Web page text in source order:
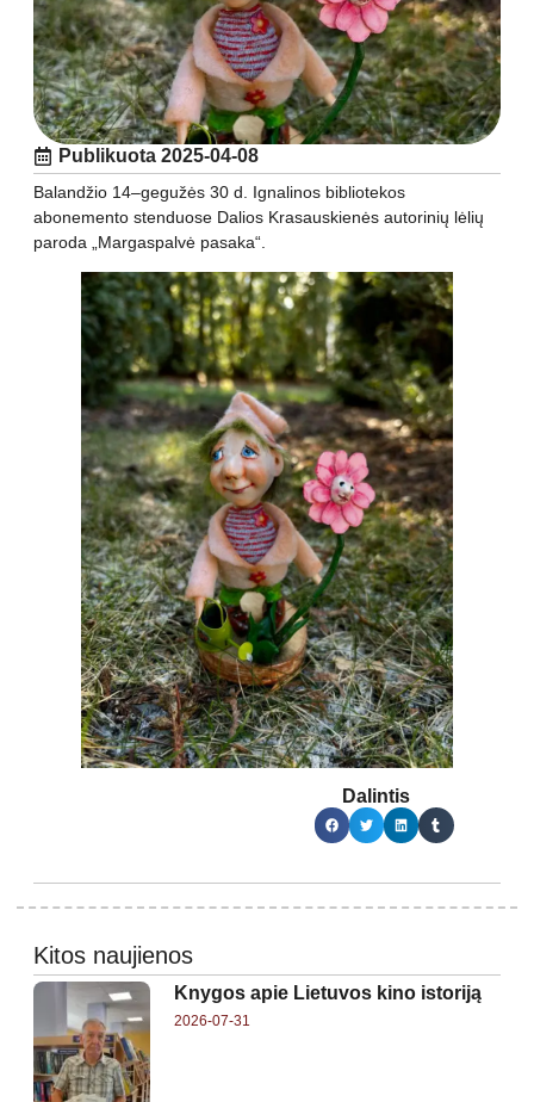
Publikuota 2025-04-08
Balandžio 14–gegužės 30 d. Ignalinos bibliotekos
abonemento stenduose Dalios Krasauskienės autorinių lėlių
paroda „Margaspalvė pasaka“.
Dalintis
Kitos naujienos
Knygos apie Lietuvos kino istoriją
2026-07-31